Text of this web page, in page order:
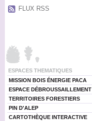
FLUX RSS
ESPACES THEMATIQUES
MISSION BOIS ÉNERGIE PACA
ESPACE DÉBROUSSAILLEMENT
TERRITOIRES FORESTIERS
PIN D'ALEP
CARTOTHÈQUE INTERACTIVE